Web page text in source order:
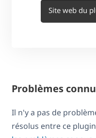
Site web du
Problèmes
Il n'y a pas de
résolus entre ce